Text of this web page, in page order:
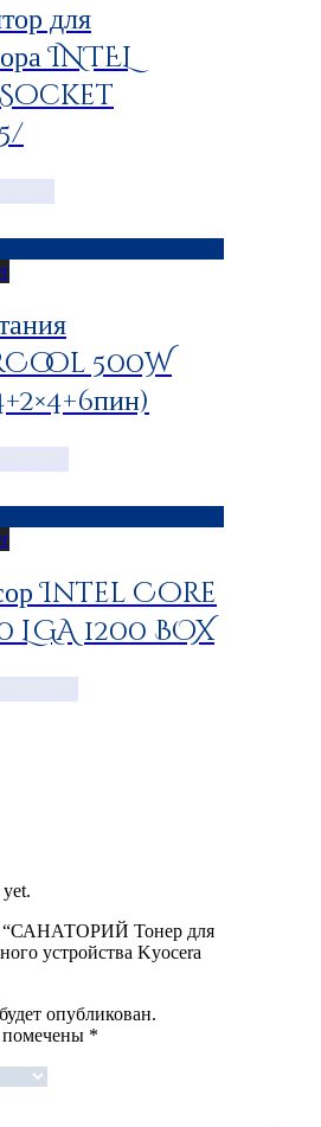
для
INTEL
Socket
500W
Intel Core
LGA 1200 BOX
“САНАТОРИЙ Тонер для
устройства Kyocera
опубликован.
помечены *